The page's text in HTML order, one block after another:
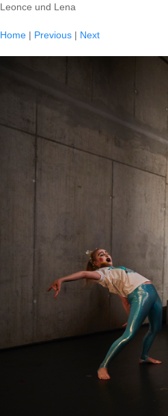
Leonce und Lena
Home | Previous | Next